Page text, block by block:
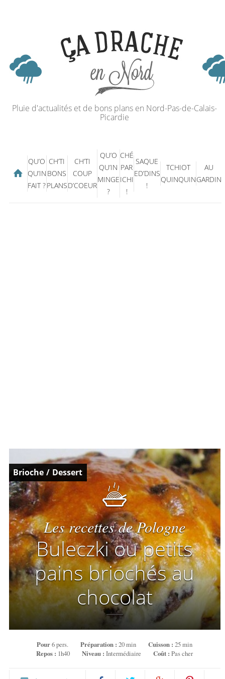
Pluie d'actualités et de bons plans en Nord-Pas-de-Calais-
Picardie
QU’O
QU’IN
FAIT ?
CH’TI
BONS
PLANS
CH’TI
COUP
D’COEUR
QU’O
QU’IN
MINGE
?
CHÉ
PAR
ICHI
!
SAQUE
ED’DINS
!
TCHIOT
QUINQUIN
AU
GARDIN
Brioche / Dessert
Les recettes de Pologne
Buleczki ou petits
pains briochés au
chocolat
Pour6 pers. Préparation :20 min Cuisson :25 min
Repos : 1h40 Niveau : Intermédiaire Coût : Pas cher